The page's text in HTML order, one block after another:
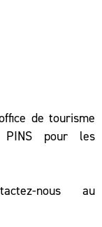
de tourisme
PINS pour les
nous au